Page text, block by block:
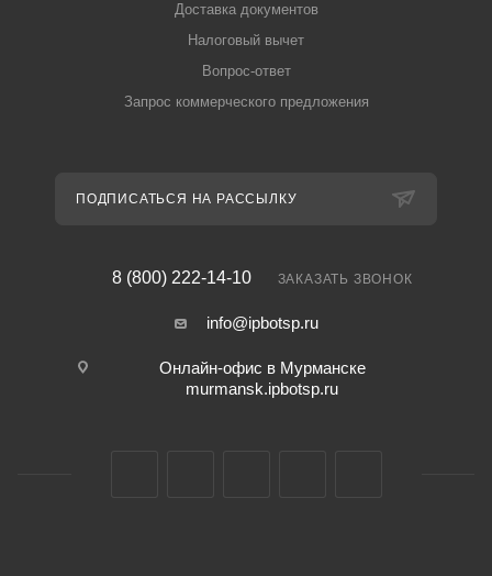
Доставка документов
Налоговый вычет
Вопрос-ответ
Запрос коммерческого предложения
ПОДПИСАТЬСЯ НА РАССЫЛКУ
8 (800) 222-14-10 ЗАКАЗАТЬ ЗВОНОК
info@ipbotsp.ru
Онлайн-офис в Мурманске
murmansk.ipbotsp.ru